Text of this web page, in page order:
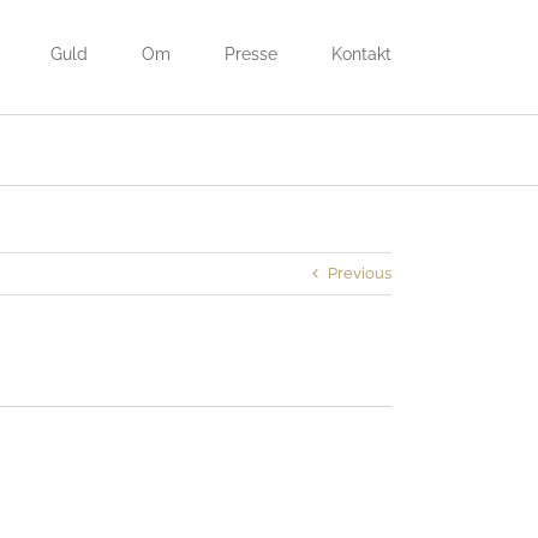
Guld Om Presse Kontakt
Previous